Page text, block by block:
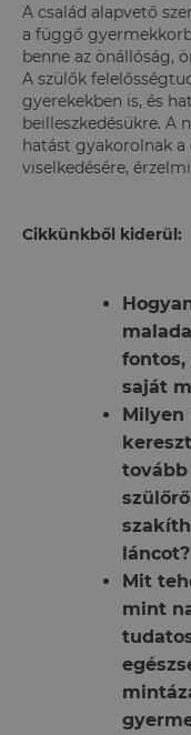
A család alapvető
a függő
benne az önállóság,
A szülők
gyerekekben is, és
beilleszkedésükre. A
hatást gyakorolnak a
viselkedésére,
Cikkünkből kiderül:
saját
Milyen
tovább
láncot?
Mit
mint